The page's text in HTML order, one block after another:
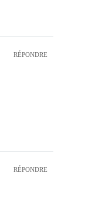
RÉPONDRE
RÉPONDRE